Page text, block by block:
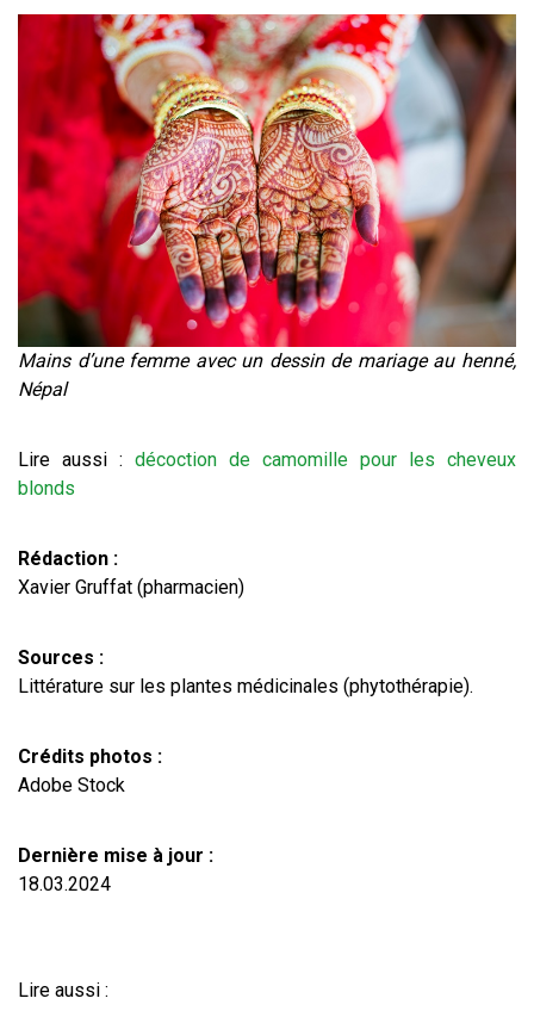
Mains d’une femme avec un dessin de mariage au henné,
Népal
Lire aussi : décoction de camomille pour les cheveux
blonds
Rédaction :
Xavier Gruffat (pharmacien)
Sources :
Littérature sur les plantes médicinales (phytothérapie).
Crédits photos :
Adobe Stock
Dernière mise à jour :
18.03.2024
Lire aussi :